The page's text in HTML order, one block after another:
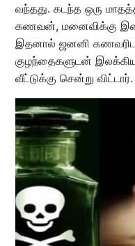
வந்தது. கடந்த ஒரு
கணவன், மனைவிக்கு
இதனால் ஜனனி
குழந்தைகளுடன்
வீட்டுக்கு சென்று விட்டார்.